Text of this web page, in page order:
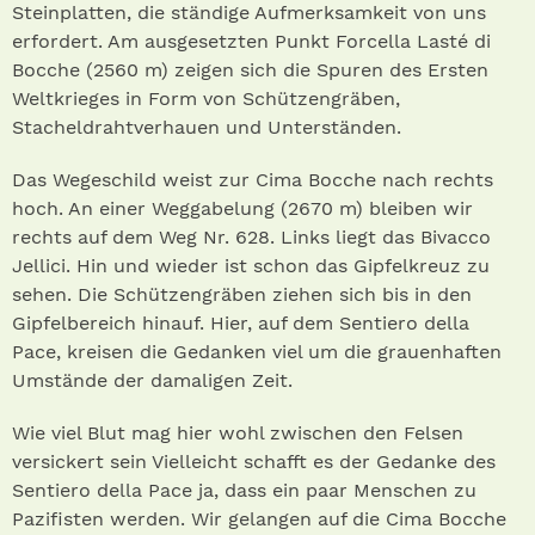
Steinplatten, die ständige Aufmerksamkeit von uns
erfordert. Am ausgesetzten Punkt Forcella Lasté di
Bocche (2560 m) zeigen sich die Spuren des Ersten
Weltkrieges in Form von Schützengräben,
Stacheldrahtverhauen und Unterständen.
Das Wegeschild weist zur Cima Bocche nach rechts
hoch. An einer Weggabelung (2670 m) bleiben wir
rechts auf dem Weg Nr. 628. Links liegt das Bivacco
Jellici. Hin und wieder ist schon das Gipfelkreuz zu
sehen. Die Schützengräben ziehen sich bis in den
Gipfelbereich hinauf. Hier, auf dem Sentiero della
Pace, kreisen die Gedanken viel um die grauenhaften
Umstände der damaligen Zeit.
Wie viel Blut mag hier wohl zwischen den Felsen
versickert sein Vielleicht schafft es der Gedanke des
Sentiero della Pace ja, dass ein paar Menschen zu
Pazifisten werden. Wir gelangen auf die Cima Bocche